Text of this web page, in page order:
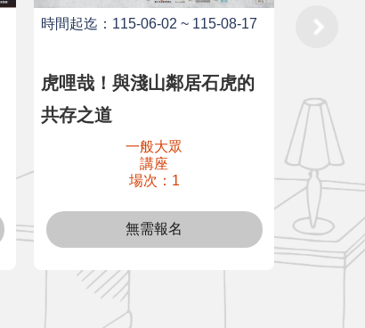
時間起迄：115-06-02 ~ 115-08-17
虎哩哉！與淺山鄰居石虎的
共存之道
一般大眾
講座
場次：1
無需報名
時間起